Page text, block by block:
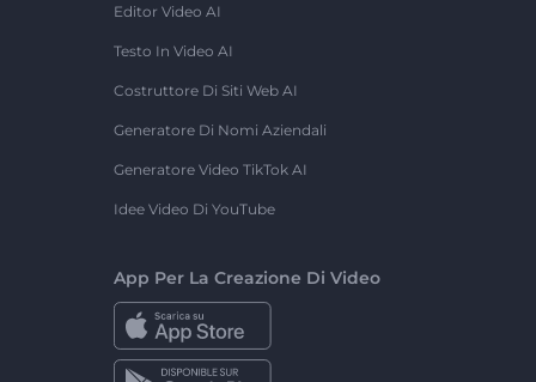
Editor Video AI
Testo In Video AI
Costruttore Di Siti Web AI
Generatore Di Nomi Aziendali
Generatore Video TikTok AI
Idee Video Di YouTube
App Per La Creazione Di Video